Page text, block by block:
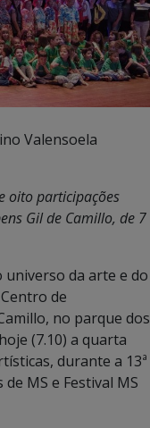
Valensoela
oito participações
Gil de Camillo, de 7
universo da arte e do
de
no parque dos
(7.10) a quarta
durante a 13ª
MS e Festival MS